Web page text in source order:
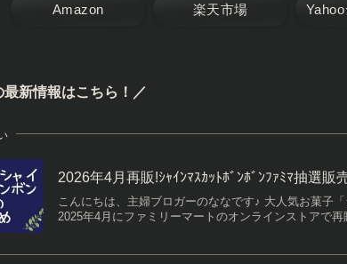
Amazon 楽天市場
新情報はこちら！／
2026年4月再販!ｼｬｲﾝﾏｽｶｯﾄﾎﾞﾝﾎﾞﾝﾌｧﾐﾏ抽選
こんにちは、主婦ブロガーのななです♪ 大人気お菓子
2025年4月にファミリーマートのオンラインストアで